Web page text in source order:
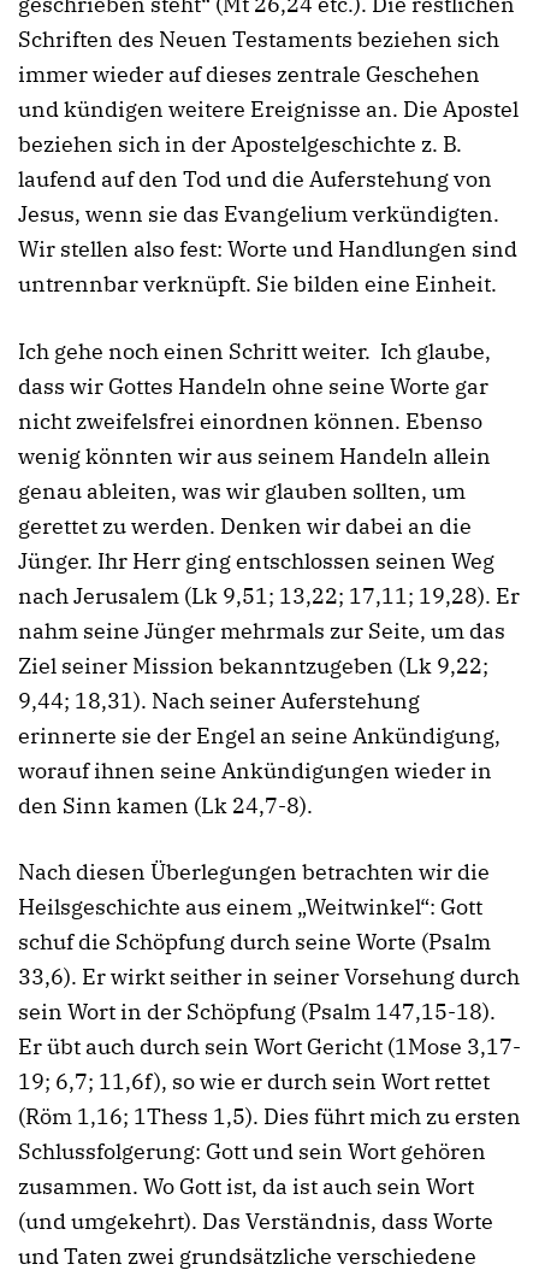
Schriften des Neuen Testaments beziehen sich
immer wieder auf dieses zentrale Geschehen
und kündigen weitere Ereignisse an. Die Apostel
beziehen sich in der Apostelgeschichte z. B.
laufend auf den Tod und die Auferstehung von
Jesus, wenn sie das Evangelium verkündigten.
Wir stellen also fest: Worte und Handlungen sind
untrennbar verknüpft. Sie bilden eine Einheit.
Ich gehe noch einen Schritt weiter. Ich glaube,
dass wir Gottes Handeln ohne seine Worte gar
nicht zweifelsfrei einordnen können. Ebenso
wenig könnten wir aus seinem Handeln allein
genau ableiten, was wir glauben sollten, um
gerettet zu werden. Denken wir dabei an die
Jünger. Ihr Herr ging entschlossen seinen Weg
nach Jerusalem (Lk 9,51; 13,22; 17,11; 19,28). Er
nahm seine Jünger mehrmals zur Seite, um das
Ziel seiner Mission bekanntzugeben (Lk 9,22;
9,44; 18,31). Nach seiner Auferstehung
erinnerte sie der Engel an seine Ankündigung,
worauf ihnen seine Ankündigungen wieder in
den Sinn kamen (Lk 24,7-8).
Nach diesen Überlegungen betrachten wir die
Heilsgeschichte aus einem „Weitwinkel“: Gott
schuf die Schöpfung durch seine Worte (Psalm
33,6). Er wirkt seither in seiner Vorsehung durch
sein Wort in der Schöpfung (Psalm 147,15-18).
Er übt auch durch sein Wort Gericht (1Mose 3,17-
19; 6,7; 11,6f), so wie er durch sein Wort rettet
(Röm 1,16; 1Thess 1,5). Dies führt mich zu ersten
Schlussfolgerung: Gott und sein Wort gehören
zusammen. Wo Gott ist, da ist auch sein Wort
(und umgekehrt). Das Verständnis, dass Worte
und Taten zwei grundsätzliche verschiedene